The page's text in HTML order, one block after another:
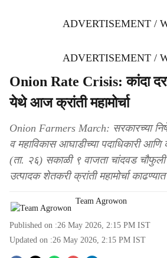
ADVERTISEMENT /
ADVERTISEMENT /
Onion Rate Crisis: कांदा
येथे आज क्रांती महामोर्चा
Onion Farmers March: सरकारच्या
व महाविकास आघाडीच्या पदाधिकारी आणि
(ता. २६) सकाळी ९ वाजता चांदवड चौफुली
उत्पादक शेतकरी क्रांती महामोर्चा
Team Agrowon
Published on :26 May 2026, 2:15 PM IST
Updated on :26 May 2026, 2:15 PM IST